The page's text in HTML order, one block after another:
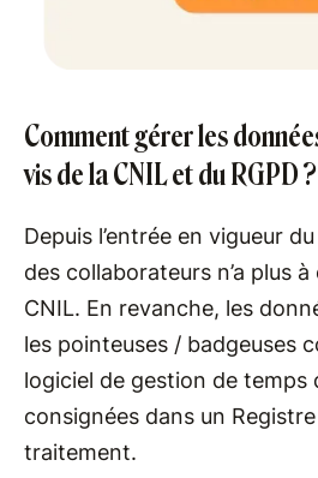
Comment gérer les
vis de la CNIL et du RGPD ?
Depuis l’entrée en vigueur
des collaborateurs n’a plus
CNIL. En revanche, les
les pointeuses / badgeuses
logiciel de gestion de temps
consignées dans un
traitement.